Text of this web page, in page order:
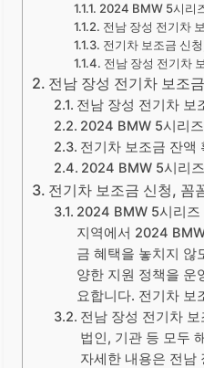
2024 BMW 5시리
전남 장성 전기차
전기차 보조금 신
전남 장성 전기차
전남 장성 전기차 보조
전남 장성 전기차 보
2024 BMW 5시리
전기차 보조금 잔액
2024 BMW 5시리
전기차 보조금 신청, 꼼
2024 BMW 5시리즈
지역에서 2024
금 혜택을 놓치지 않
양한 지원 정책을 운
요합니다. 전기차 보
전남 장성 전기차
법인, 기관 등 모두
자세한 내용은 전남